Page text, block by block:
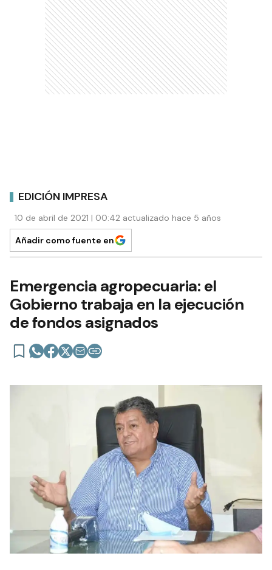
EDICIÓN IMPRESA
10 de abril de 2021 | 00:42 actualizado hace 5 años
Añadir como fuente en
Emergencia agropecuaria: el
Gobierno trabaja en la ejecución
de fondos asignados